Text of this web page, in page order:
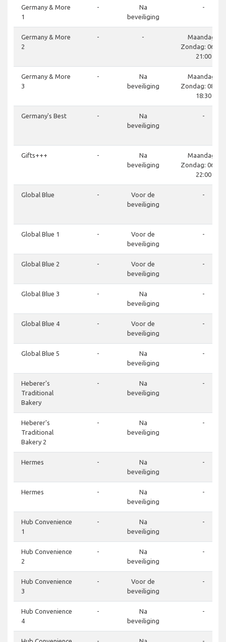
Germany & More
1
-
Na
beveiliging
-
Germany & More
2
- -
Maandag -
Zondag: 06:00
21:00
Germany & More
3
-
Na
beveiliging
Maandag -
Zondag: 08:30
18:30
Germany's Best -
Na
beveiliging
-
Gifts+++ -
Na
beveiliging
Maandag -
Zondag: 06:00
22:00
Global Blue -
Voor de
beveiliging
-
Global Blue 1 -
Voor de
beveiliging
-
Global Blue 2 -
Voor de
beveiliging
-
Global Blue 3 -
Na
beveiliging
-
Global Blue 4 -
Voor de
beveiliging
-
Global Blue 5 -
Na
beveiliging
-
Heberer's
Traditional
Bakery
-
Na
beveiliging
-
Heberer's
Traditional
Bakery 2
-
Na
beveiliging
-
Hermes -
Na
beveiliging
-
Hermes -
Na
beveiliging
-
Hub Convenience
1
-
Na
beveiliging
-
Hub Convenience
2
-
Na
beveiliging
-
Hub Convenience
3
-
Voor de
beveiliging
-
Hub Convenience
4
-
Na
beveiliging
-